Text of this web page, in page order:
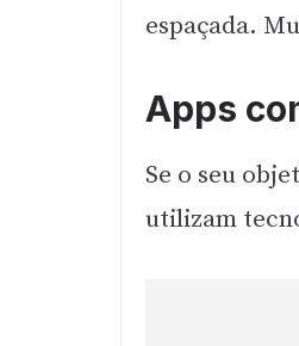
espaçada.
Apps
Se o seu
utilizam